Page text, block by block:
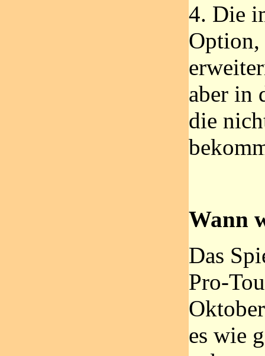
4. Die
Option,
aber in
die
Wann
Das
Pro-
es wie